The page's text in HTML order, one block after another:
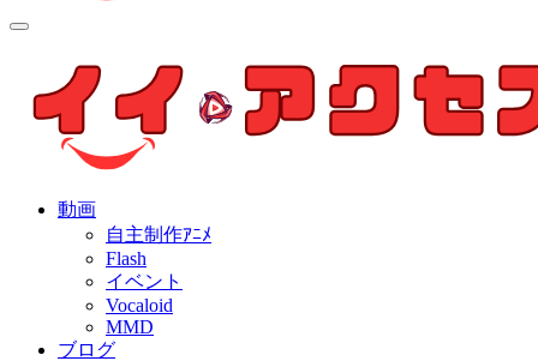
個人制作アニメを中心とした動画紹介ブログ
動画
自主制作ｱﾆﾒ
Flash
イベント
Vocaloid
MMD
ブログ